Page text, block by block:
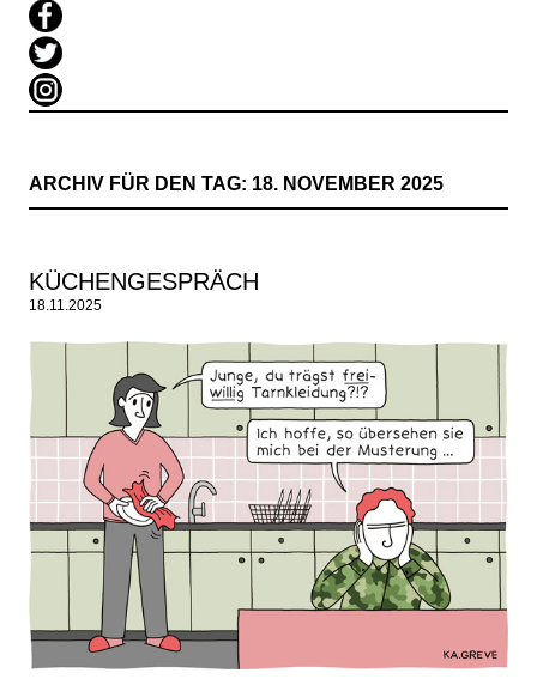
ARCHIV FÜR DEN TAG: 18. NOVEMBER 2025
KÜCHENGESPRÄCH
18.11.2025